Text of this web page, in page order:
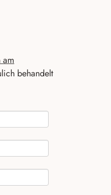
am
behandelt